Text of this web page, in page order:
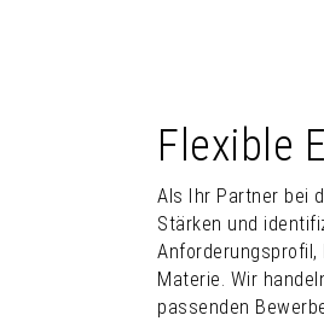
Flexible
Als Ihr Partner bei
Stärken und
Materie. Wir
passenden